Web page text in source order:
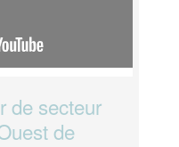
de secteur
de